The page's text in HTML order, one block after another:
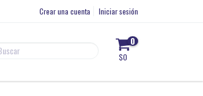
Crear una cuenta Iniciar sesión
0
$0